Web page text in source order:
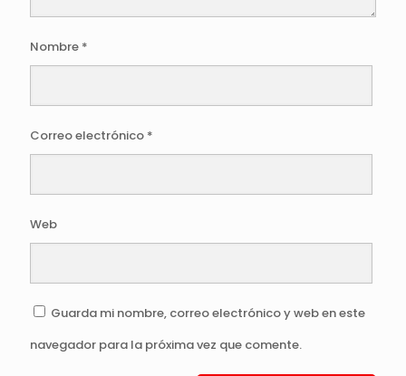
Nombre *
Correo electrónico *
Web
Guarda mi nombre, correo electrónico y web en este
navegador para la próxima vez que comente.